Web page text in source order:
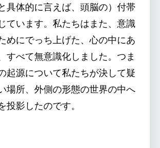
具体的に言えば、頭脳の）付帯
ています。私たちはまた、意識
めにでっち上げた、心の中にあ
すべて無意識化しました。つま
起源について私たちが決して疑
場所、外側の形態の世界の中へ
投影したのです。